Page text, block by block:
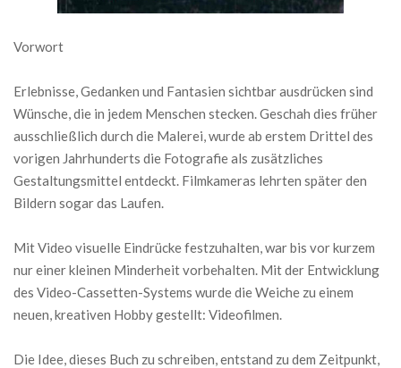
Vorwort
Erlebnisse, Gedanken und Fantasien sichtbar ausdrücken sind
Wünsche, die in jedem Menschen stecken. Geschah dies früher
ausschließlich durch die Malerei, wurde ab er­stem Drittel des
vorigen Jahrhunderts die Fotografie als zusätzliches
Gestaltungsmittel entdeckt. Filmkameras lehrten später den
Bildern sogar das Laufen.
Mit Video visuelle Eindrücke festzuhalten, war bis vor kurzem
nur einer kleinen Min­derheit vorbehalten. Mit der Entwicklung
des Video-Cassetten-Systems wurde die Weiche zu einem
neuen, kreativen Hobby gestellt: Videofilmen.
Die Idee, dieses Buch zu schreiben, entstand zu dem Zeitpunkt,